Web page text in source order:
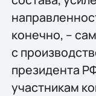
конечно, –
с
президента
участникам